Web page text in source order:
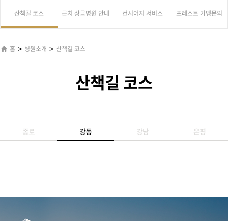
산책길 코스 근처 상급병원 안내 컨시어지 서비스 포레스트 가맹문의
홈 > 병원소개 > 산책길 코스
산책길 코스
종로 강동 강남 은평